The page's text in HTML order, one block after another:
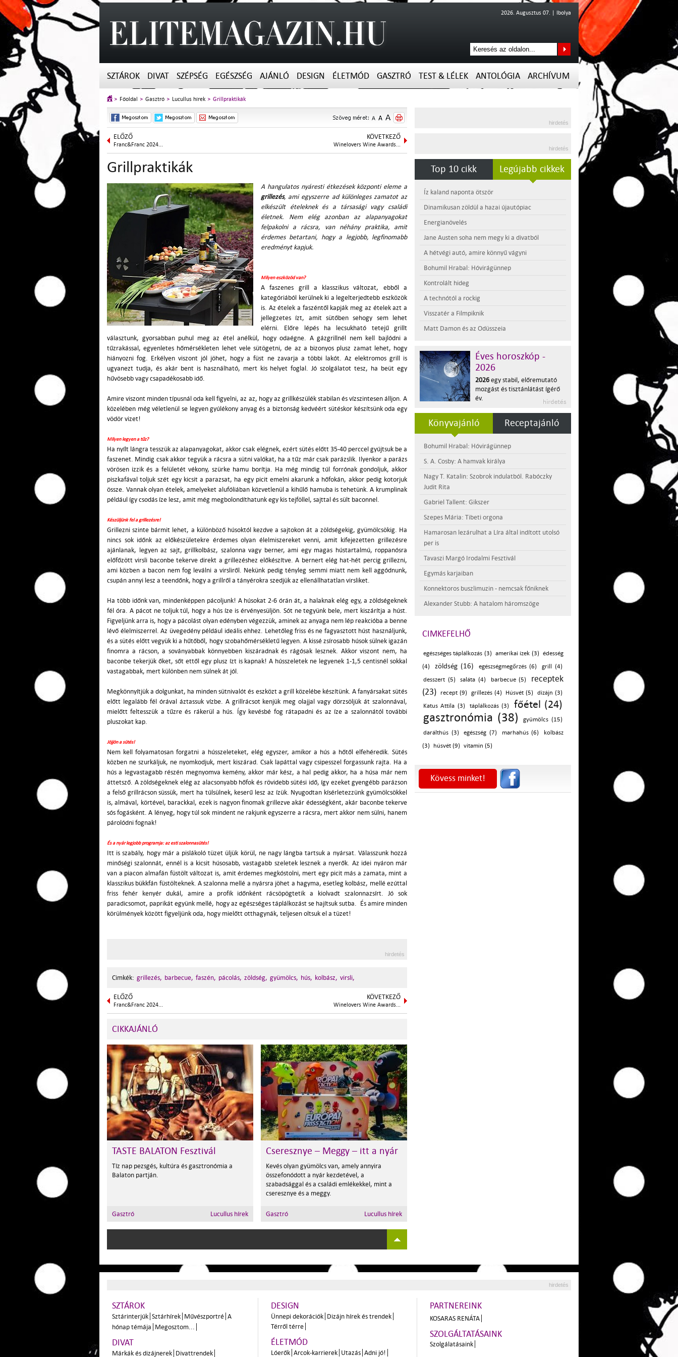
2026. Augusztus 07. | Ibolya
SZTÁROK DIVAT SZÉPSÉG EGÉSZSÉG AJÁNLÓ DESIGN ÉLETMÓD GASZTRÓ TEST & LÉLEK ANTOLÓGIA ARCHÍVUM
Főoldal Gasztró Lucullus hírek Grillpraktikák
ELŐZŐ
Franc&Franc 2024...
KÖVETKEZŐ
Winelovers Wine Awards...
Grillpraktikák
A hangulatos nyáresti étkezések központi eleme a
grillezés, ami egyszerre ad különleges zamatot az
elkészült ételeknek és a társasági vagy családi
életnek. Nem elég azonban az alapanyagokat
felpakolni a rácsra, van néhány praktika, amit
érdemes betartani, hogy a legjobb, legfinomabb
eredményt kapjuk.
Milyen eszközöd van?
A faszenes grill a klasszikus változat, ebből a
kategóriából kerülnek ki a legelterjedtebb eszközök
is. Az ételek a faszéntől kapják meg az ételek azt a
jellegzetes ízt, amit sütőben sehogy sem lehet
elérni. Előre lépés ha lecsukható tetejű grillt
választunk, gyorsabban puhul meg az étel anélkül, hogy odaégne. A gázgrillnél nem kell bajlódni a
tűzrakással, egyenletes hőmérsékleten lehet vele sütögetni, de az a bizonyos plusz zamat lehet, hogy
hiányozni fog. Erkélyen viszont jól jöhet, hogy a füst ne zavarja a többi lakót. Az elektromos grill is
ugyanezt tudja, és akár bent is használható, mert kis helyet foglal. Jó szolgálatot tesz, ha beüt egy
hűvösebb vagy csapadékosabb idő.
Amire viszont minden típusnál oda kell figyelni, az az, hogy az grillkészülék stabilan és vízszintesen álljon. A
közelében még véletlenül se legyen gyúlékony anyag és a biztonság kedvéért sütéskor készítsünk oda egy
vödör vizet!
Milyen legyen a tűz?
Ha nyílt lángra tesszük az alapanyagokat, akkor csak elégnek, ezért sütés előtt 35-40 perccel gyújtsuk be a
faszenet. Mindig csak akkor tegyük a rácsra a sütni valókat, ha a tűz már csak parázslik. Ilyenkor a parázs
vörösen izzik és a felületét vékony, szürke hamu borítja. Ha még mindig túl forrónak gondoljuk, akkor
piszkafával toljuk szét egy kicsit a parazsat, ha egy picit emelni akarunk a hőfokán, akkor pedig kotorjuk
össze. Vannak olyan ételek, amelyeket alufóliában közvetlenül a kihűlő hamuba is tehetünk. A krumplinak
például így csodás íze lesz, amit még megbolondíthatunk egy kis tejföllel, sajttal és sült baconnel.
Készüljünk fel a grillezésre!
Grillezni szinte bármit lehet, a különböző húsoktól kezdve a sajtokon át a zöldségekig, gyümölcsökig. Ha
nincs sok időnk az előkészületekre érdemes olyan élelmiszereket venni, amit kifejezetten grillezésre
ajánlanak, legyen az sajt, grillkolbász, szalonna vagy berner, ami egy magas hústartalmú, roppanósra
előfőzött virsli baconbe tekerve direkt a grillezéshez előkészítve. A bernert elég hat-hét percig grillezni,
ami közben a bacon nem fog leválni a virsliről. Nekünk pedig tényleg semmi miatt nem kell aggódnunk,
csupán annyi lesz a teendőnk, hogy a grillről a tányérokra szedjük az ellenállhatatlan virsliket.
Ha több időnk van, mindenképpen pácoljunk! A húsokat 2-6 órán át, a halaknak elég egy, a zöldségeknek
fél óra. A pácot ne toljuk túl, hogy a hús íze is érvényesüljön. Sót ne tegyünk bele, mert kiszárítja a húst.
Figyeljünk arra is, hogy a pácolást olyan edényben végezzük, aminek az anyaga nem lép reakcióba a benne
lévő élelmiszerrel. Az üvegedény például ideális ehhez. Lehetőleg friss és ne fagyasztott húst használjunk,
és a sütés előtt vegyük ki a hűtőből, hogy szobahőmérsékletű legyen. A kissé zsírosabb húsok sülnek igazán
finomra a rácson, a soványabbak könnyebben kiszáradnak és rágósak lesznek. Akkor viszont nem, ha
baconbe tekerjük őket, sőt ettől egy plusz ízt is kapnak! A hússzeletek ne legyenek 1-1,5 centisnél sokkal
vastagabbak, mert különben nem sülnek át jól.
Megkönnyítjük a dolgunkat, ha minden sütnivalót és eszközt a grill közelébe készítünk. A fanyársakat sütés
előtt legalább fél órával áztassuk vízbe. A grillrácsot kenjük meg olajjal vagy dörzsöljük át szalonnával,
mielőtt feltesszük a tűzre és rákerül a hús. Így kevésbé fog rátapadni és az íze a szalonnától további
pluszokat kap.
Jöjjön a sütés!
Nem kell folyamatosan forgatni a hússzeleteket, elég egyszer, amikor a hús a hőtől elfehéredik. Sütés
közben ne szurkáljuk, ne nyomkodjuk, mert kiszárad. Csak lapáttal vagy csipesszel forgassunk rajta. Ha a
hús a legvastagabb részén megnyomva kemény, akkor már kész, a hal pedig akkor, ha a húsa már nem
áttetsző. A zöldségeknek elég az alacsonyabb hőfok és rövidebb sütési idő, így ezeket gyengébb parázson
a felső grillrácson süssük, mert ha túlsülnek, keserű lesz az ízük. Nyugodtan kísérletezzünk gyümölcsökkel
is, almával, körtével, barackkal, ezek is nagyon finomak grillezve akár édességként, akár baconbe tekerve
sós fogásként. A lényeg, hogy túl sok mindent ne rakjunk egyszerre a rácsra, mert akkor nem sülni, hanem
párolódni fognak!
És a nyár legjobb programja: az esti szalonnasütés!
Itt is szabály, hogy már a pislákoló tüzet üljük körül, ne nagy lángba tartsuk a nyársat. Válasszunk hozzá
minőségi szalonnát, ennél is a kicsit húsosabb, vastagabb szeletek lesznek a nyerők. Az idei nyáron már
van a piacon almafán füstölt változat is, amit érdemes megkóstolni, mert egy picit más a zamata, mint a
klasszikus bükkfán füstölteknek. A szalonna mellé a nyársra jöhet a hagyma, esetleg kolbász, mellé ezúttal
friss fehér kenyér dukál, amire a profik időnként rácsöpögtetik a kiolvadt szalonnazsírt. Jó sok
paradicsomot, paprikát együnk mellé, hogy az egészséges táplálkozást se hajítsuk sutba. És amire minden
körülmények között figyeljünk oda, hogy mielőtt otthagynák, teljesen oltsuk el a tüzet!
hirdetés
Cimkék: grillezés, barbecue, faszén, pácolás, zöldség, gyümölcs, hús, kolbász, virsli,
ELŐZŐ
Franc&Franc 2024...
KÖVETKEZŐ
Winelovers Wine Awards...
CIKKAJÁNLÓ
TASTE BALATON Fesztivál
Tíz nap pezsgés, kultúra és gasztronómia a
Balaton partján.
Gasztró Lucullus hírek
Cseresznye – Meggy – itt a nyár
Kevés olyan gyümölcs van, amely annyira
összefonódott a nyár kezdetével, a
szabadsággal és a családi emlékekkel, mint a
cseresznye és a meggy.
Gasztró Lucullus hírek
hirdetés
hirdetés
Top 10 cikk Legújabb cikkek
Íz kaland naponta ötször
Dinamikusan zöldül a hazai újautópiac
Energianövelés
Jane Austen soha nem megy ki a divatból
A hétvégi autó, amire könnyű vágyni
Bohumil Hrabal: Hóvirágünnep
Kontrolált hideg
A technótól a rockig
Visszatér a Filmpiknik
Matt Damon és az Odüsszeia
Éves horoszkóp -
2026
2026 egy stabil, előremutató
mozgást és tisztánlátást ígérő
év.
Könyvajánló Receptajánló
Bohumil Hrabal: Hóvirágünnep
S. A. Cosby: A hamvak királya
Nagy T. Katalin: Szobrok indulatból. Rabóczky
Judit Rita
Gabriel Tallent: Gikszer
Szepes Mária: Tibeti orgona
Hamarosan lezárulhat a Líra által indított utolsó
per is
Tavaszi Margó Irodalmi Fesztivál
Egymás karjaiban
Konnektoros buszlimuzin - nemcsak főniknek
Alexander Stubb: A hatalom háromszöge
CIMKEFELHŐ
egészséges táplálkozás (3) amerikai ízek (3)
édesség
(4)
zöldség (16) egészségmegőrzés (6)
grill (4)
desszert (5)
saláta (4) barbecue (5)
receptek
(23)
recept (9) grillezés (4) Húsvét (5)
dizájn (3)
Katus Attila (3)
táplálkozás (3) főétel (24)
gasztronómia (38)
gyümölcs (15)
darálthús (3)
egészség (7) marhahús (6)
kolbász
(3)
húsvét (9) vitamin (5)
Kövess minket!
hirdetés
SZTÁROK
Sztárinterjúk Sztárhírek Művészportré A
hónap témája Megosztom...
DIVAT
Márkák és dizájnerek Divattrendek
DESIGN
Ünnepi dekorációk Dizájn hírek és trendek
Térről térre
ÉLETMÓD
Lóerők Arcok-karrierek Utazás Adni jó!
PARTNEREINK
KOSARAS RENÁTA
SZOLGÁLTATÁSAINK
Szolgálatásaink